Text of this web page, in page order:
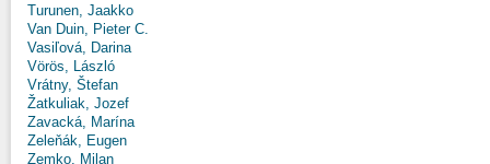
Turunen, Jaakko
Van Duin, Pieter C.
Vasiľová, Darina
Vörös, László
Vrátny, Štefan
Žatkuliak, Jozef
Zavacká, Marína
Zeleňák, Eugen
Zemko, Milan